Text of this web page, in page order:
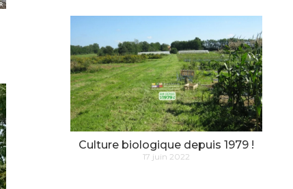
Culture biologique depuis 1979 !
17 juin 2022